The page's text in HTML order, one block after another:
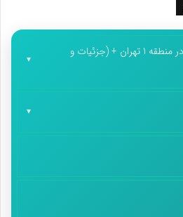
بهترین کلینیک های زیبایی در منطقه 1 تهران + (جزئیات و